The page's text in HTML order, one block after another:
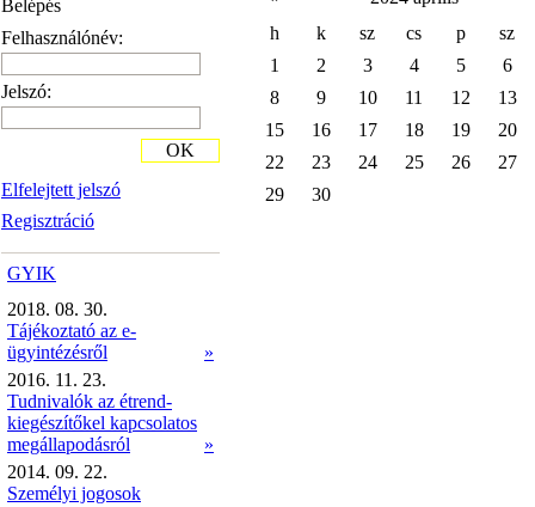
Belépés
Felhasználónév:
Jelszó:
Elfelejtett jelszó
Regisztráció
OK
GYIK
2018. 08. 30.
Tájékoztató az e-
ügyintézésről
»
2016. 11. 23.
Tudnivalók az étrend-
kiegészítőkel kapcsolatos
megállapodásról
»
2014. 09. 22.
Személyi jogosok
h
k sz cs p
sz
1
2 3 4 5
6
8
9 10 11 12
13
15
16 17 18 19
20
22
23 24 25 26
27
29
30